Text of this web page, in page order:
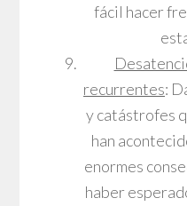
fácil hacer
recurrentes:
y catástrofes
han
enormes
haber